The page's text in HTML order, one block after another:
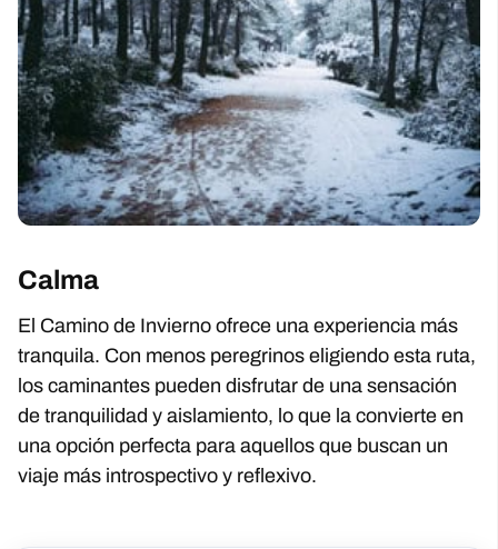
Calma
El Camino de Invierno ofrece una experiencia más
tranquila. Con menos peregrinos eligiendo esta ruta,
los caminantes pueden disfrutar de una sensación
de tranquilidad y aislamiento, lo que la convierte en
una opción perfecta para aquellos que buscan un
viaje más introspectivo y reflexivo.